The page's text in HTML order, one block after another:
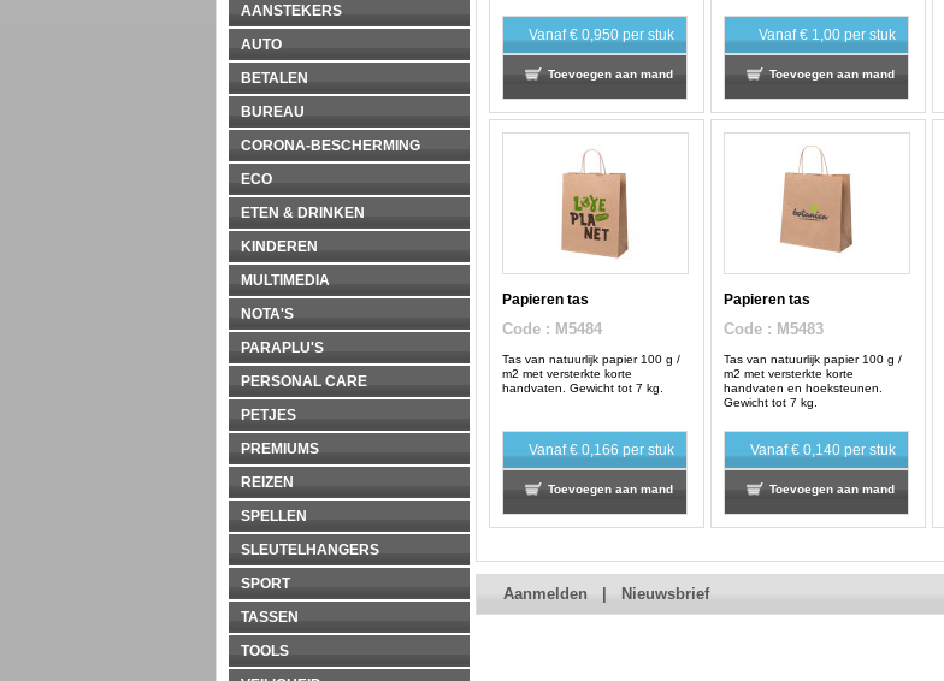
AANSTEKERS
AUTO
BETALEN
BUREAU
CORONA-BESCHERMING
ECO
ETEN & DRINKEN
KINDEREN
MULTIMEDIA
NOTA'S
PARAPLU'S
PERSONAL CARE
PETJES
PREMIUMS
REIZEN
SPELLEN
SLEUTELHANGERS
SPORT
TASSEN
TOOLS
Vanaf€ 0,950 per stuk
Toevoegen aan mand
Vanaf€ 1,00 per stuk
Toevoegen aan mand
Papieren tas
Code : M5484
Tas van natuurlijk papier 100 g /
m2 met versterkte korte
handvaten. Gewicht tot 7 kg.
Vanaf€ 0,166 per stuk
Toevoegen aan mand
Papieren tas
Code : M5483
Tas van natuurlijk papier 100 g /
m2 met versterkte korte
handvaten en hoeksteunen.
Gewicht tot 7 kg.
Vanaf€ 0,140 per stuk
Toevoegen aan mand
Aanmelden Nieuwsbrief